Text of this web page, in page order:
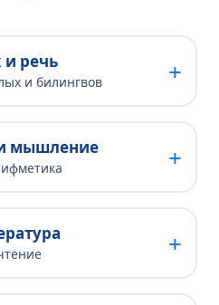
и речь
и билингвов +
мышление +
+